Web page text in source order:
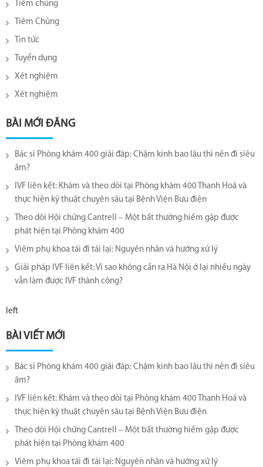
Tiêm chủng
Tiêm Chủng
Tin tức
Tuyển dụng
Xét nghiệm
Xét nghiệm
BÀI MỚI ĐĂNG
Bác sĩ Phòng khám 400 giải đáp: Chậm kinh bao lâu thì nên đi siêu
âm?
IVF liên kết: Khám và theo dõi tại Phòng khám 400 Thanh Hoá và
thực hiện kỹ thuật chuyên sâu tại Bệnh Viện Bưu điện
Theo dõi Hội chứng Cantrell – Một bất thường hiếm gặp được
phát hiện tại Phòng khám 400
Viêm phụ khoa tái đi tái lại​: Nguyên nhân và hướng xử lý
Giải pháp IVF liên kết: Vì sao không cần ra Hà Nội ở lại nhiều ngày
vẫn làm được IVF thành công?
left
BÀI VIẾT MỚI
Bác sĩ Phòng khám 400 giải đáp: Chậm kinh bao lâu thì nên đi siêu
âm?
IVF liên kết: Khám và theo dõi tại Phòng khám 400 Thanh Hoá và
thực hiện kỹ thuật chuyên sâu tại Bệnh Viện Bưu điện
Theo dõi Hội chứng Cantrell – Một bất thường hiếm gặp được
phát hiện tại Phòng khám 400
Viêm phụ khoa tái đi tái lại​: Nguyên nhân và hướng xử lý